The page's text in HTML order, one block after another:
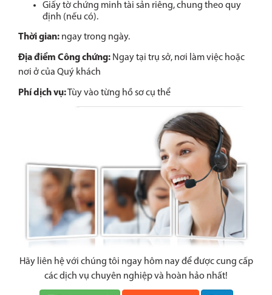
Giấy tờ chứng minh tài sản riêng, chung theo quy
định (nếu có).
Thời gian: ngay trong ngày.
Địa điểm Công chứng: Ngay tại trụ sở, nơi làm việc hoặc
nơi ở của Quý khách
Phí dịch vụ:Tùy vào từng hồ sơ cụ thể
Hãy liên hệ với chúng tôi ngay hôm nay để được cung cấp
các dịch vụ chuyên nghiệp và hoàn hảo nhất!